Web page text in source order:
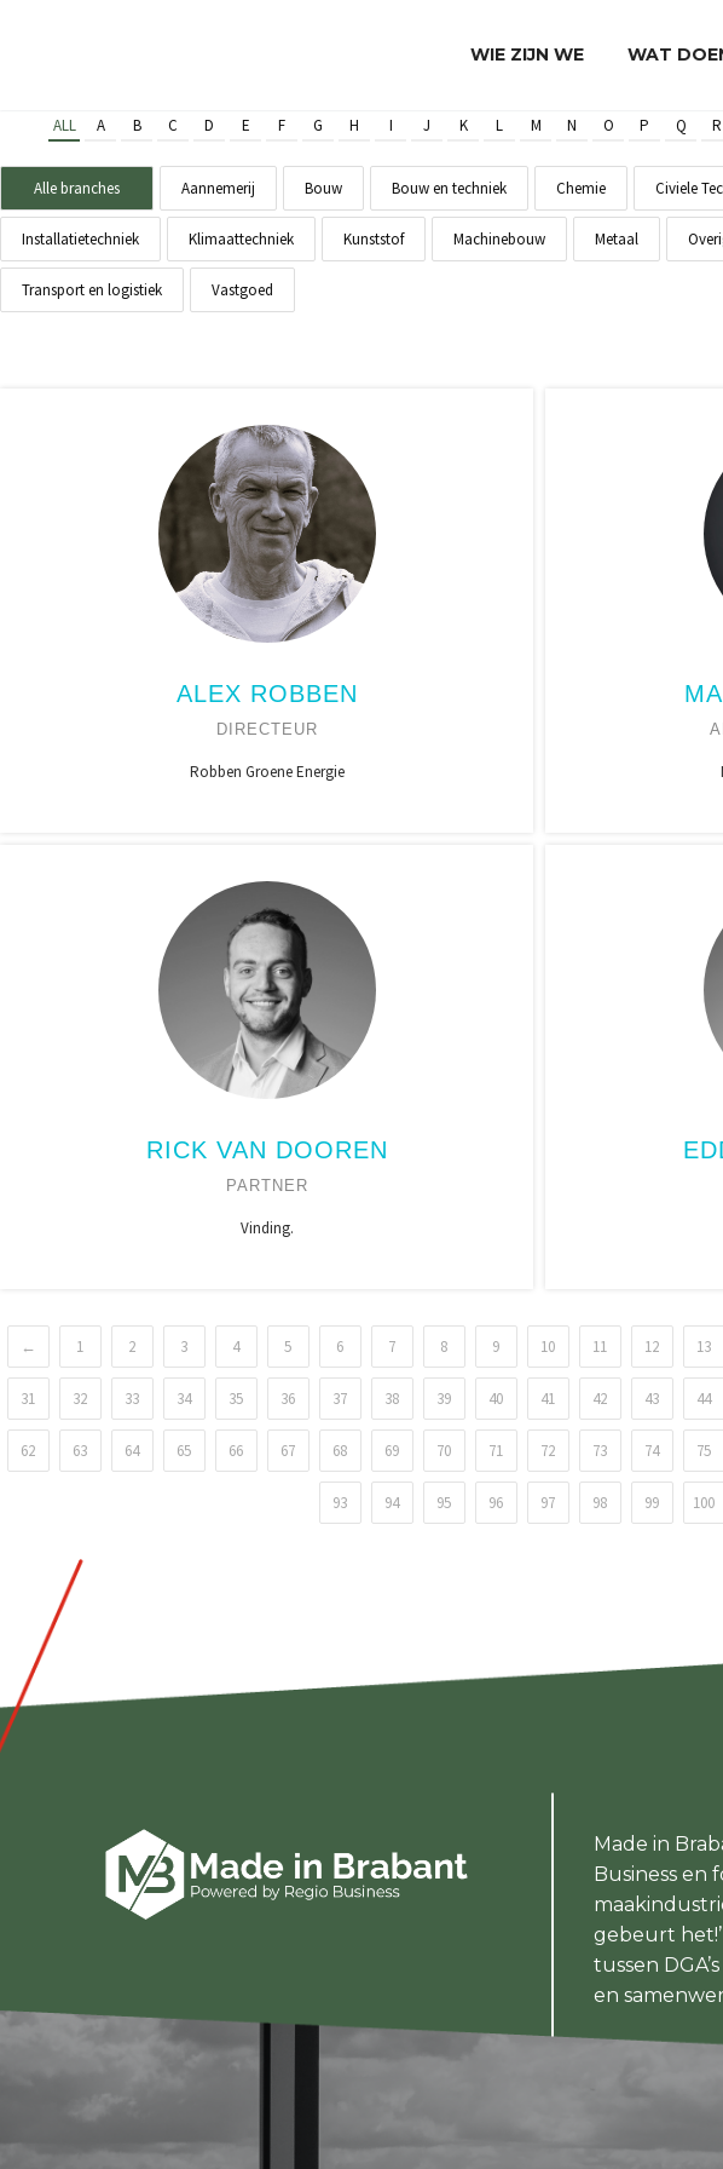
WIE ZIJN WE WAT
ALL A B C D E F G H I J K L M N O P Q R
Alle branches Aannemerij Bouw Bouw en techniek Chemie Civiele
Installatietechniek Klimaattechniek Kunststof Machinebouw Metaal
Transport en logistiek Vastgoed
ALEX ROBBEN
DIRECTEUR
Robben Groene Energie
RICK VAN DOOREN
PARTNER
Vinding.
← 1 2 3 4 5 6 7 8 9 10 11 12 13
31 32 33 34 35 36 37 38 39 40 41 42 43 44
62 63 64 65 66 67 68 69 70 71 72 73 74 75
93 94 95 96 97 98 99 100
Made in
Business en
gebeurt
tussen
en